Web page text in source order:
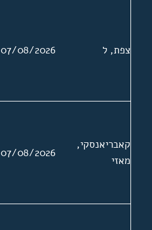
צפת, ל 07/08/2026
קאבריאנסקי,
מאזי
07/08/2026